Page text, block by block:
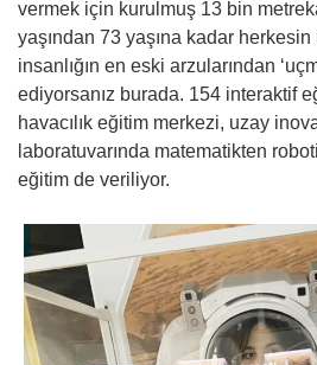
vermek için kurulmuş 13 bin
yaşından 73 yaşına kadar
insanlığın en eski arzularından
ediyorsanız burada. 154 interaktif
havacılık eğitim merkezi, uzay
laboratuvarında matematikten
eğitim de veriliyor.